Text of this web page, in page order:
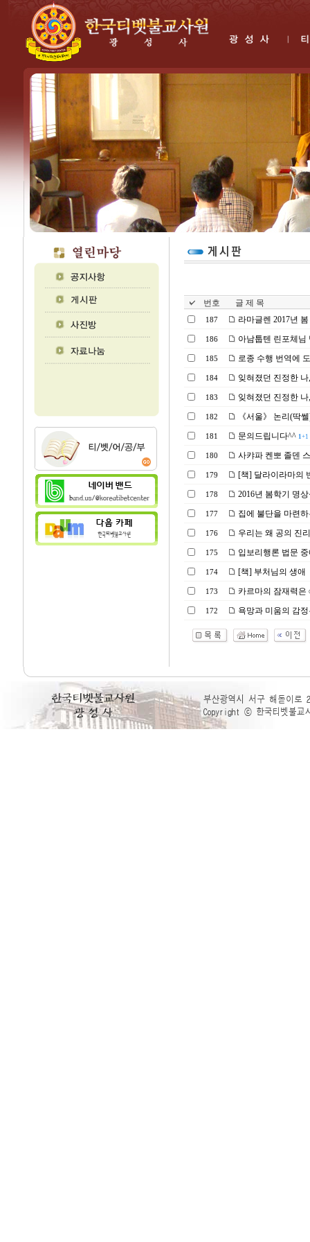
번호 글 제 목
187 라마글렌 2017년
186 아남툽텐 린포체님
185 로종 수행 번역에
184 잊혀졌던 진정한
183 잊혀졌던 진정한
182 《서울》 논리(딱
181 문의드립니다^^ 1+1
180 사캬파 켄뽀 졸덴
179 [책] 달라이라마의
178 2016년 봄학기 명
177 집에 불단을 마련
176 우리는 왜 공의 진
175 입보리행론 법문
174 [책] 부처님의 생애
173 카르마의 잠재력은
172 욕망과 미움의 감정